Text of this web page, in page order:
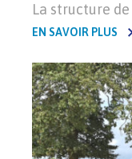
La structure
EN SAVOIR PLUS